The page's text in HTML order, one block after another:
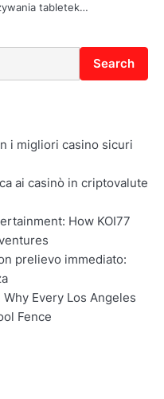
tabletek…
Search
i migliori casino sicuri
ai casinò in criptovalute
How KOI77
prelievo immediato:
Every Los Angeles
Fence